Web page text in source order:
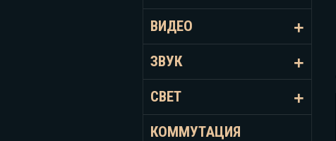
ВИДЕО
ЗВУК
СВЕТ
КОММУТАЦИЯ